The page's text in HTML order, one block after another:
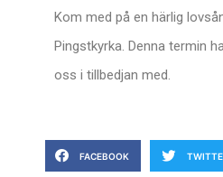
Kom med på en härlig
Pingstkyrka. Denna termin
oss i tillbedjan med.
FACEBOOK